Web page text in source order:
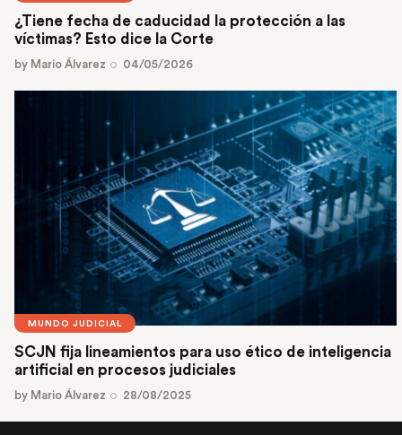
¿Tiene fecha de caducidad la protección a las
víctimas? Esto dice la Corte
by Mario Álvarez 04/05/2026
MUNDO JUDICIAL
SCJN fija lineamientos para uso ético de inteligencia
artificial en procesos judiciales
by Mario Álvarez 28/08/2025